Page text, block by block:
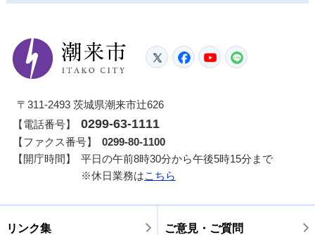
潮来市
TwitterFacebook
YouTube
〒311-2493 茨城県潮来市辻626
【電話番号】
0299-63-1111
【ファクス番号】
0299-80-1100
【開庁時間】
平日の午前8時30分から午後5時15分まで
※休日業務はこちら
リンク集 ご意見・ご質問